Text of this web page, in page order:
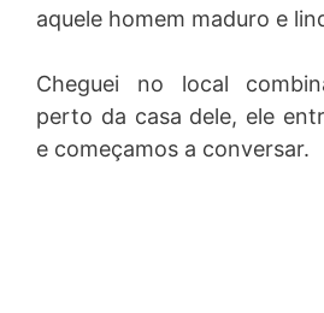
aquele homem maduro e
Cheguei no local
perto da casa dele, ele
e começamos a conversar.